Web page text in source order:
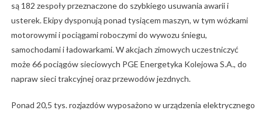
są 182 zespoły przeznaczone do szybkiego usuwania awarii i
usterek. Ekipy dysponują ponad tysiącem maszyn, w tym wózkami
motorowymi i pociągami roboczymi do wywozu śniegu,
samochodami i ładowarkami. W akcjach zimowych uczestniczyć
może 66 pociągów sieciowych PGE Energetyka Kolejowa S.A., do
napraw sieci trakcyjnej oraz przewodów jezdnych.
Ponad 20,5 tys. rozjazdów wyposażono w urządzenia elektrycznego